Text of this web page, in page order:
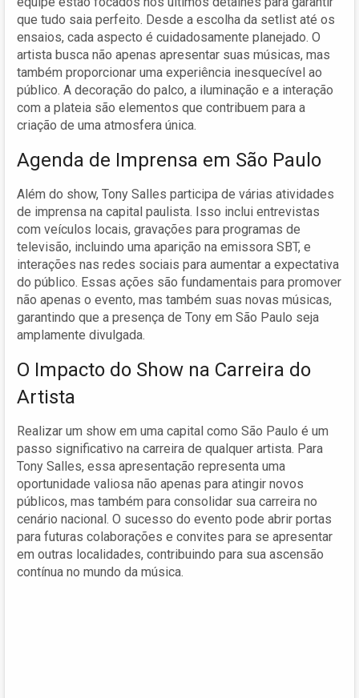
que tudo saia perfeito. Desde a escolha da setlist até os
ensaios, cada aspecto é cuidadosamente planejado. O
artista busca não apenas apresentar suas músicas, mas
também proporcionar uma experiência inesquecível ao
público. A decoração do palco, a iluminação e a interação
com a plateia são elementos que contribuem para a
criação de uma atmosfera única.
Agenda de Imprensa em São Paulo
Além do show, Tony Salles participa de várias atividades
de imprensa na capital paulista. Isso inclui entrevistas
com veículos locais, gravações para programas de
televisão, incluindo uma aparição na emissora SBT, e
interações nas redes sociais para aumentar a expectativa
do público. Essas ações são fundamentais para promover
não apenas o evento, mas também suas novas músicas,
garantindo que a presença de Tony em São Paulo seja
amplamente divulgada.
O Impacto do Show na Carreira do
Artista
Realizar um show em uma capital como São Paulo é um
passo significativo na carreira de qualquer artista. Para
Tony Salles, essa apresentação representa uma
oportunidade valiosa não apenas para atingir novos
públicos, mas também para consolidar sua carreira no
cenário nacional. O sucesso do evento pode abrir portas
para futuras colaborações e convites para se apresentar
em outras localidades, contribuindo para sua ascensão
contínua no mundo da música.